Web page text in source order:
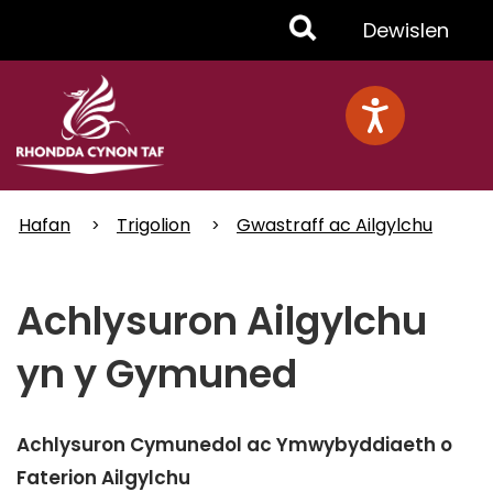
Toggle
Menu
Dewislen
Hafan Trigolion Gwastraff ac Ailgylchu
Achlysuron Ailgylchu
yn y Gymuned
Achlysuron Cymunedol ac Ymwybyddiaeth o
Faterion Ailgylchu